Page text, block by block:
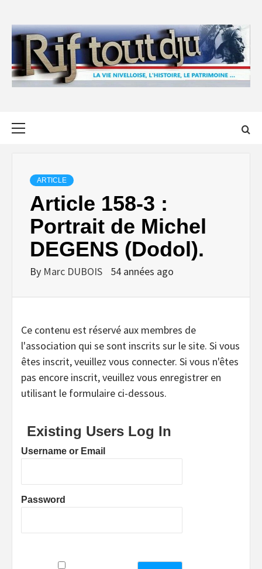
content
ARTICLE
Article 158-3 :
Portrait de Michel
DEGENS (Dodol).
By Marc DUBOIS 54 années ago
Ce contenu est réservé aux membres de
l'association qui se sont inscrits sur le site. Si vous
êtes inscrit, veuillez vous connecter. Si vous n'êtes
pas encore inscrit, veuillez vous enregistrer en
utilisant le formulaire ci-dessous.
Existing Users Log In
Username or Email
Password